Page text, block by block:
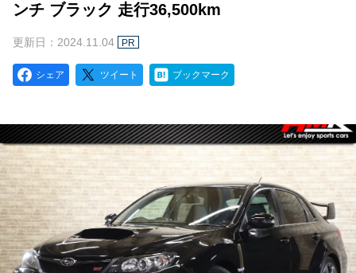
ンチ ブラック 走行36,500km
更新日：2024.11.04 PR
シェア ツイート ブックマーク